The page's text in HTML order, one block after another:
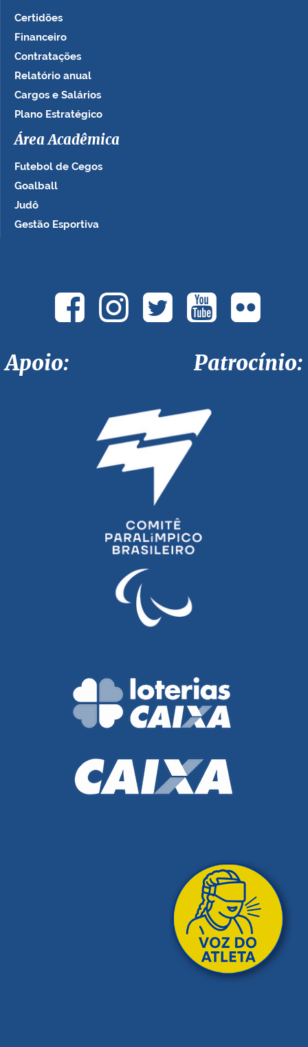
Certidões
Financeiro
Contratações
Relatório anual
Cargos e Salários
Plano Estratégico
Área Acadêmica
Futebol de Cegos
Goalball
Judô
Gestão Esportiva
Apoio: Patrocínio: